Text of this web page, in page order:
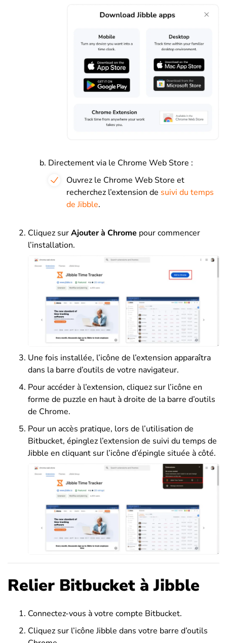
Directement via le Chrome Web Store :
Ouvrez le Chrome Web Store et
recherchez l’extension de suivi du temps
de Jibble.
Cliquez surAjouter à Chrome pour commencer
l’installation.
Une fois installée, l’icône de l’extension apparaîtra
dans la barre d’outils de votre navigateur.
Pour accéder à l’extension, cliquez sur l’icône en
forme de puzzle en haut à droite de la barre d’outils
de Chrome.
Pour un accès pratique, lors de l’utilisation de
Bitbucket, épinglez l’extension de suivi du temps de
Jibble en cliquant sur l’icône d’épingle située à côté.
Relier Bitbucket à Jibble
Connectez-vous à votre compte Bitbucket.
Cliquez sur l’icône Jibble dans votre barre d’outils